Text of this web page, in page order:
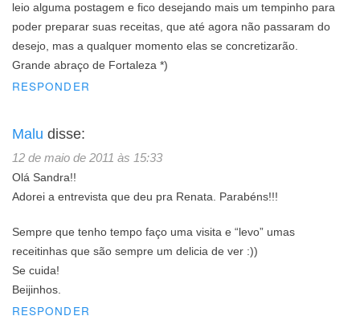
leio alguma postagem e fico desejando mais um tempinho para
poder preparar suas receitas, que até agora não passaram do
desejo, mas a qualquer momento elas se concretizarão.
Grande abraço de Fortaleza *)
RESPONDER
Malu disse:
12 de maio de 2011 às 15:33
Olá Sandra!!
Adorei a entrevista que deu pra Renata. Parabéns!!!
Sempre que tenho tempo faço uma visita e “levo” umas
receitinhas que são sempre um delicia de ver :))
Se cuida!
Beijinhos.
RESPONDER